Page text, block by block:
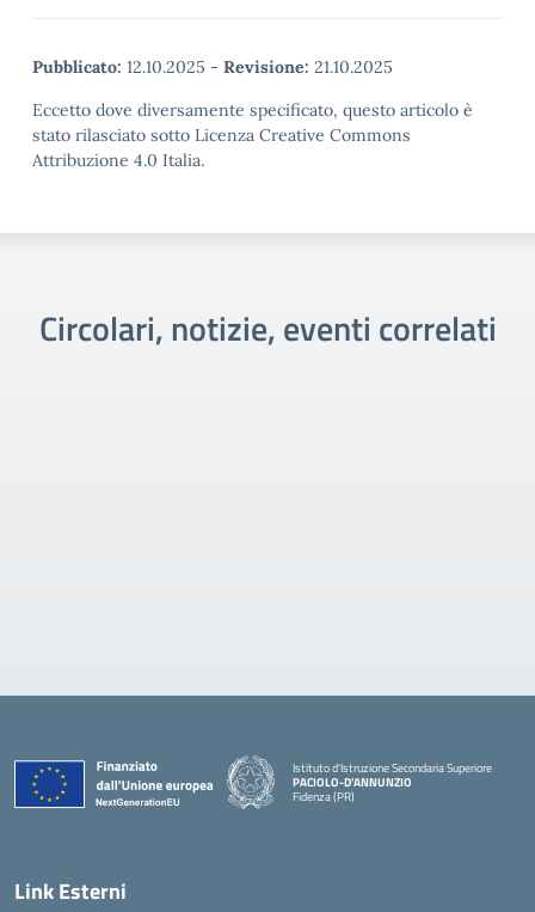
Pubblicato: 12.10.2025 - Revisione: 21.10.2025
Eccetto dove diversamente specificato, questo articolo è
stato rilasciato sotto Licenza Creative Commons
Attribuzione 4.0 Italia.
Circolari, notizie, eventi correlati
Istituto d'Istruzione Secondaria Superiore
PACIOLO-D'ANNUNZIO
Fidenza (PR)
Link Esterni